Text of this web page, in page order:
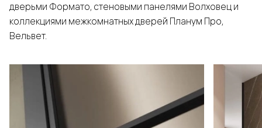
дверьми Формато, стеновыми панелями Волховец и
коллекциями межкомнатных дверей Планум Про,
Вельвет.